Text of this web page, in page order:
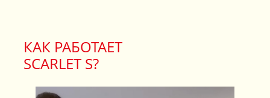
КАК РАБОТАЕТ
SCARLET S?